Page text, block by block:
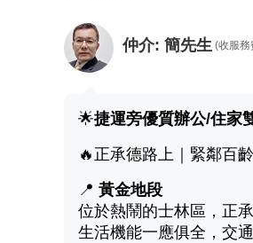
仲介: 簡先生 (收服務
🌟捷運旁優質辦公/住家
🔥正承德路上｜緊鄰百
📍 黃金地段
位於熱鬧的士林區，正
生活機能一應俱全，交